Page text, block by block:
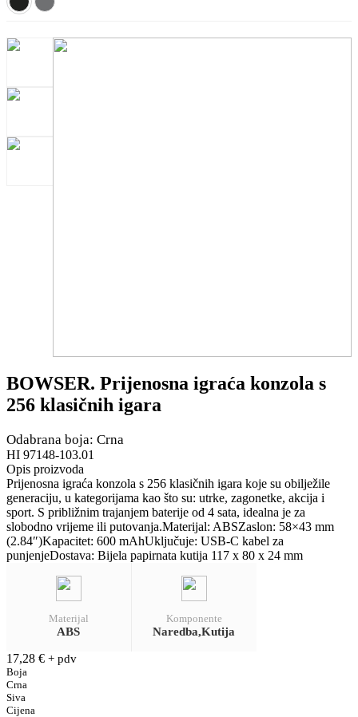
BOWSER. Prijenosna igraća konzola s
256 klasičnih igara
Odabrana boja: Crna
HI 97148-103.01
Opis proizvoda
Prijenosna igraća konzola s 256 klasičnih igara koje su obilježile
generaciju, u kategorijama kao što su: utrke, zagonetke, akcija i
sport. S približnim trajanjem baterije od 4 sata, idealna je za
slobodno vrijeme ili putovanja.Materijal: ABSZaslon: 58×43 mm
(2.84″)Kapacitet: 600 mAhUključuje: USB-C kabel za
punjenjeDostava: Bijela papirnata kutija 117 x 80 x 24 mm
Materijal
ABS
Komponente
Naredba,Kutija
17,28 € + pdv
Boja
Crna
Siva
Cijena